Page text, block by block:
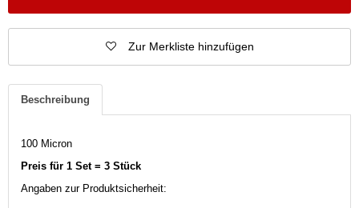
Zur Merkliste hinzufügen
Beschreibung
100 Micron
Preis für 1 Set = 3 Stück
Angaben zur Produktsicherheit: